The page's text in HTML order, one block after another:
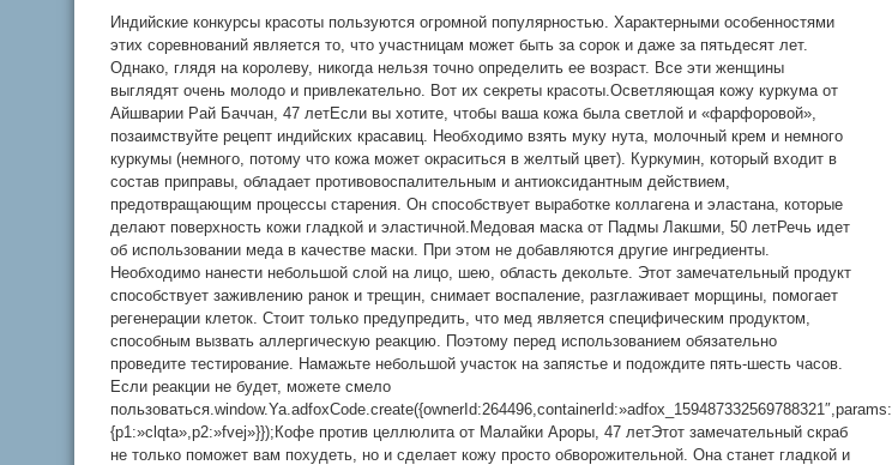
Индийские конкурсы красоты пользуются огромной популярностью. Характерными особенностями
этих соревнований является то, что участницам может быть за сорок и даже за пятьдесят лет.
Однако, глядя на королеву, никогда нельзя точно определить ее возраст. Все эти женщины
выглядят очень молодо и привлекательно. Вот их секреты красоты.Осветляющая кожу куркума от
Айшварии Рай Баччан, 47 летЕсли вы хотите, чтобы ваша кожа была светлой и «фарфоровой»,
позаимствуйте рецепт индийских красавиц. Необходимо взять муку нута, молочный крем и немного
куркумы (немного, потому что кожа может окраситься в желтый цвет). Куркумин, который входит в
состав приправы, обладает противовоспалительным и антиоксидантным действием,
предотвращающим процессы старения. Он способствует выработке коллагена и эластана, которые
делают поверхность кожи гладкой и эластичной.Медовая маска от Падмы Лакшми, 50 летРечь идет
об использовании меда в качестве маски. При этом не добавляются другие ингредиенты.
Необходимо нанести небольшой слой на лицо, шею, область декольте. Этот замечательный продукт
способствует заживлению ранок и трещин, снимает воспаление, разглаживает морщины, помогает
регенерации клеток. Стоит только предупредить, что мед является специфическим продуктом,
способным вызвать аллергическую реакцию. Поэтому перед использованием обязательно
проведите тестирование. Намажьте небольшой участок на запястье и подождите пять-шесть часов.
Если реакции не будет, можете смело
пользоваться.window.Ya.adfoxCode.create({ownerId:264496,containerId:»adfox_159487332569788321″,params:
{p1:»clqta»,p2:»fvej»}});Кофе против целлюлита от Малайки Ароры, 47 летЭтот замечательный скраб
не только поможет вам похудеть, но и сделает кожу просто обворожительной. Она станет гладкой и